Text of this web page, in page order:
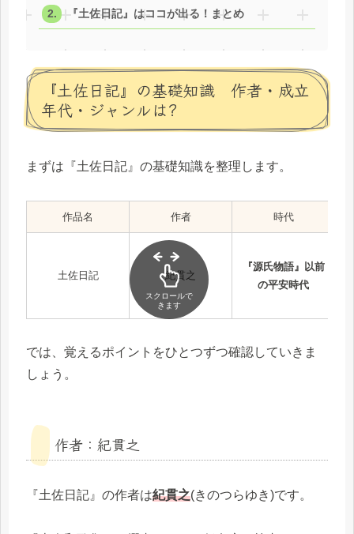
『土佐日記』はココが出る！まとめ
『土佐日記』の基礎知識 作者・成立
年代・ジャンルは?
まずは『土佐日記』の基礎知識を整理します。
作品名 作者 時代
土佐日記 紀貫之
『源氏物語』以前
の平安時代
スクロールで
きます
では、覚えるポイントをひとつずつ確認していきま
しょう。
作者：紀貫之
『土佐日記』の作者は紀貫之(きのつらゆき)です。